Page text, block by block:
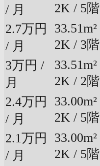
/ 月
2K / 5階
2.7万円
/ 月
33.51m²
2K / 3階
3万円 /
月
33.51m²
2K / 2階
2.4万円
/ 月
33.00m²
2K / 5階
2.1万円
/ 月
33.00m²
2K / 5階